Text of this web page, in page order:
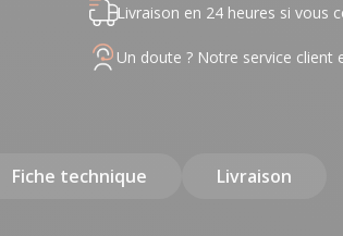
Livraison en 24 heures si vous
Un doute ? Notre service client
Fiche technique Livraison